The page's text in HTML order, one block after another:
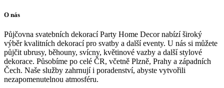
O nás
Půjčovna svatebních dekorací Party Home Decor nabízí široký
výběr kvalitních dekorací pro svatby a další eventy. U nás si můžete
půjčit ubrusy, běhouny, svícny, květinové vazby a další stylové
dekorace. Působíme po celé ČR, včetně Plzně, Prahy a západních
Čech. Naše služby zahrnují i poradenství, abyste vytvořili
nezapomenutelnou atmosféru.